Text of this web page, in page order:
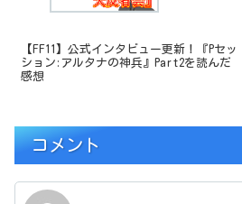
【FF11】公式インタビュー更新！『Pセッ
ション:アルタナの神兵』Part2を読んだ
感想
コメント